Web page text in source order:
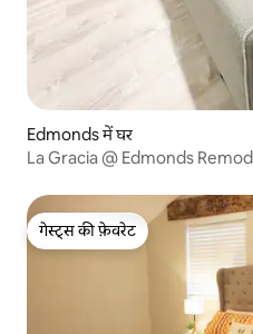
Edmonds में घर
La Gracia @ Edmonds
गेस्ट्स की फ़ेवरेट
गेस्ट्स की फ़ेवरेट